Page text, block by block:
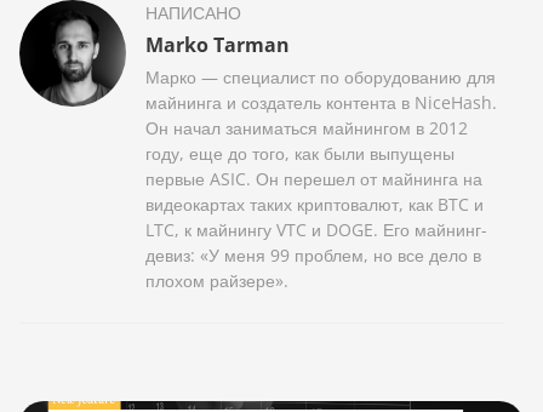
НАПИСАНО
Marko Tarman
Марко — специалист по оборудованию для
майнинга и создатель контента в NiceHash.
Он начал заниматься майнингом в 2012
году, еще до того, как были выпущены
первые ASIC. Он перешел от майнинга на
видеокартах таких криптовалют, как BTC и
LTC, к майнингу VTC и DOGE. Его майнинг-
девиз: «У меня 99 проблем, но все дело в
плохом райзере».